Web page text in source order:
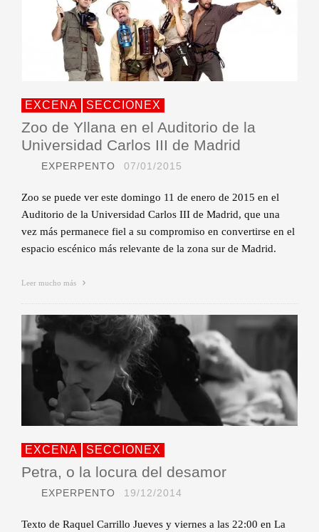
EXCENA SECCIONEX
Zoo de Yllana en el Auditorio de la
Universidad Carlos III de Madrid
EXPERPENTO 07/01/2015
Zoo se puede ver este domingo 11 de enero de 2015 en el
Auditorio de la Universidad Carlos III de Madrid, que una
vez más permanece fiel a su compromiso en convertirse en el
espacio escénico más relevante de la zona sur de Madrid.
Leer mucho más
EXCENA SECCIONEX
Petra, o la locura del desamor
EXPERPENTO 19/12/2014
Texto de Raquel Carrillo Jueves y viernes a las 22:00 en La